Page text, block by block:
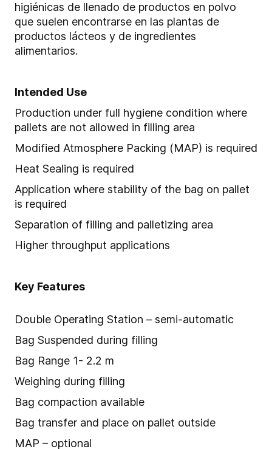
higiénicas de llenado de productos en polvo
que suelen encontrarse en las plantas de
productos lácteos y de ingredientes
alimentarios.
Intended Use
Production under full hygiene condition where
pallets are not allowed in filling area
Modified Atmosphere Packing (MAP) is required
Heat Sealing is required
Application where stability of the bag on pallet
is required
Separation of filling and palletizing area
Higher throughput applications
Key Features
Double Operating Station – semi-automatic
Bag Suspended during filling
Bag Range 1- 2.2 m
Weighing during filling
Bag compaction available
Bag transfer and place on pallet outside
MAP – optional